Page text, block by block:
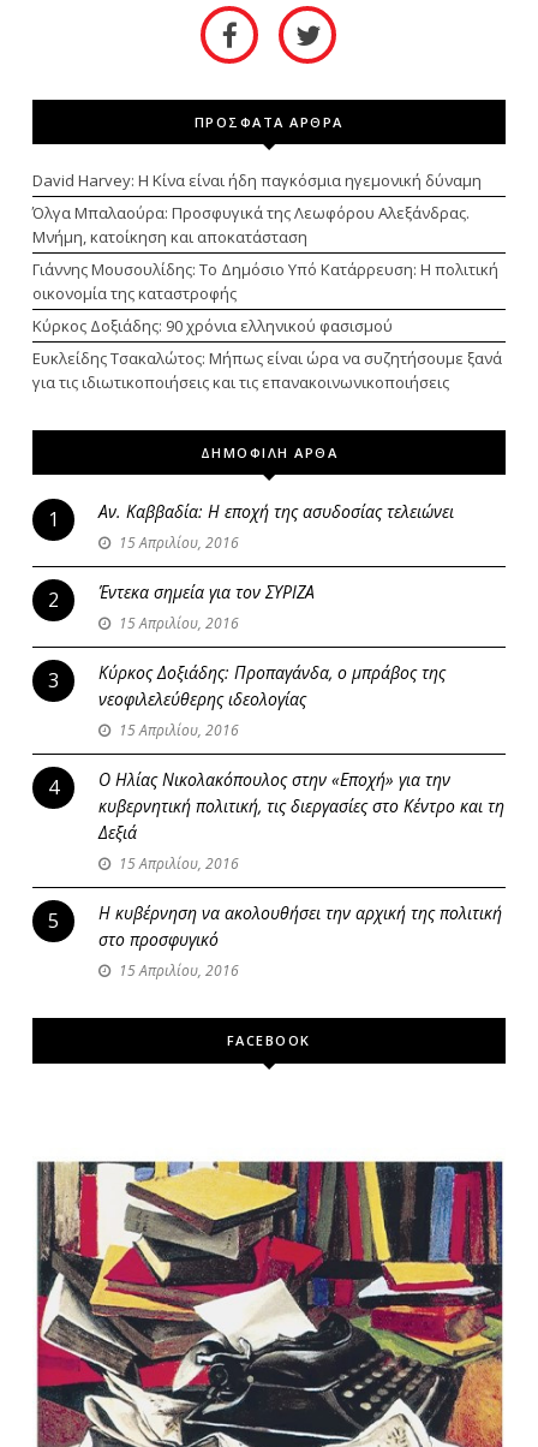
ΠΡΟΣΦΑΤΑ ΑΡΘΡΑ
David Harvey: Η Κίνα είναι ήδη παγκόσμια ηγεμονική δύναμη
Όλγα Μπαλαούρα: Προσφυγικά της Λεωφόρου Αλεξάνδρας.
Μνήμη, κατοίκηση και αποκατάσταση
Γιάννης Μουσουλίδης: Το Δημόσιο Υπό Κατάρρευση: Η πολιτική
οικονομία της καταστροφής
Κύρκος Δοξιάδης: 90 χρόνια ελληνικού φασισμού
Ευκλείδης Τσακαλώτος: Μήπως είναι ώρα να συζητήσουμε ξανά
για τις ιδιωτικοποιήσεις και τις επανακοινωνικοποιήσεις
ΔΗΜΟΦΙΛΗ ΑΡΘΑ
1 Αν. Καββαδία: Η εποχή της ασυδοσίας τελειώνει
15 Απριλίου, 2016
2 Έντεκα σημεία για τον ΣΥΡΙΖΑ
15 Απριλίου, 2016
3
Κύρκος Δοξιάδης: Προπαγάνδα, ο μπράβος της
νεοφιλελεύθερης ιδεολογίας
15 Απριλίου, 2016
4
Ο Ηλίας Νικολακόπουλος στην «Εποχή» για την
κυβερνητική πολιτική, τις διεργασίες στο Κέντρο και τη
Δεξιά
15 Απριλίου, 2016
5
Η κυβέρνηση να ακολουθήσει την αρχική της πολιτική
στο προσφυγικό
15 Απριλίου, 2016
FACEBOOK